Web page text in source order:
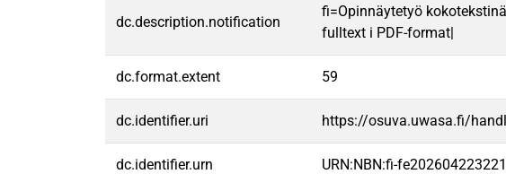
dc.description.notification
fi=Opinnäytetyö
fulltext i PDF-format|
dc.format.extent 59
dc.identifier.uri https://osuva.uwasa.fi/
dc.identifier.urn URN:NBN:fi-